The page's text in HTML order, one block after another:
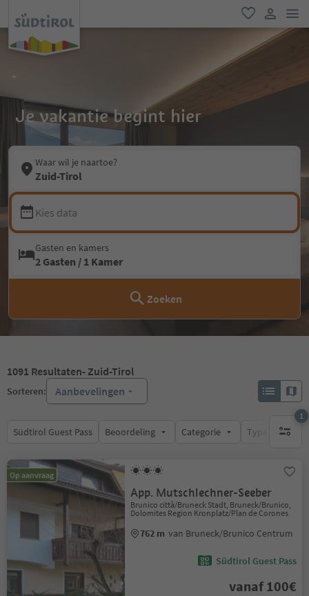
favoriet
Je vakantie begint hier
Waar wil je naartoe?
Zuid-Tirol
Kies data
Gasten en kamers
2 Gasten / 1 Kamer
Zoeken
1091 Resultaten- Zuid-Tirol
Sorteren: Aanbevelingen
Südtirol Guest Pass Beoordeling Categorie Type catering
1
1
Op aanvraag
App. Mutschlechner-Seeber
Brunico città/Bruneck Stadt, Bruneck/Brunico,
Dolomites Region Kronplatz/Plan de Corones
762 m van Bruneck/Brunico Centrum
Südtirol Guest Pass
vanaf 100€